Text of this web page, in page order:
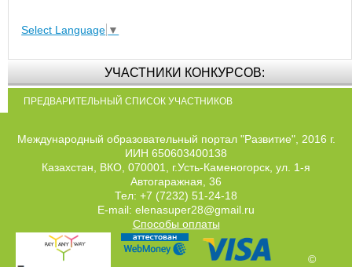
Select Language ▼
УЧАСТНИКИ КОНКУРСОВ:
ПРЕДВАРИТЕЛЬНЫЙ СПИСОК УЧАСТНИКОВ
Международный образовательный портал "Развитие", 2016 г.
ИИН 650603400138
Казахстан, ВКО, 070001, г.Усть-Каменогорск, ул. 1-я
Автогаражная, 36
Тел: +7 (7232) 51-24-18
E-mail: elenasuper28@gmail.ru
Способы оплаты
©